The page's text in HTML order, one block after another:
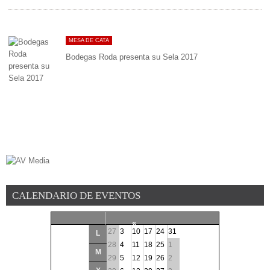
MESA DE CATA
Bodegas Roda presenta su Sela 2017
CALENDARIO DE EVENTOS
«
<
L
M
27
28
29
3
4
5
10
11
12
17
18
19
24
25
26
31
1
2